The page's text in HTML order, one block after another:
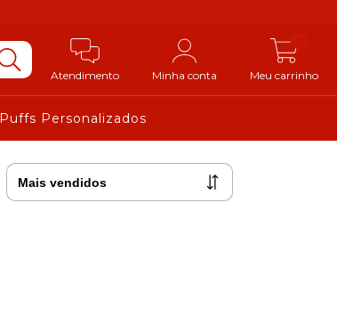
Atendimento Minha conta Meu carrinho
Puffs Personalizados